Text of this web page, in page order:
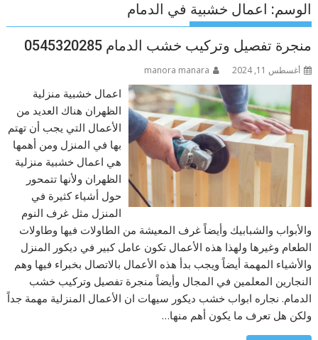
الوسم: اعمال خشبية في الدمام
منجرة تفصيل وتركيب خشب الدمام 0545320285
أغسطس 11, 2024 manora manara
اعمال خشبية منزلية
الظهران هناك العديد من
الأعمال التي يجب أن تهتم
بها في المنزل ومن أهمها
هي اعمال خشبية منزلية
الظهران ولأنها تتمحور
حول أشياء كثيرة في
المنزل مثل غرف النوم
والأبواب والشبابيك وأيضاً غرف المعيشة من الطاولات فيها وطاولات
الطعام وغيرها ولهذا هذه الأعمال تكون عامل كبير في ديكور المنزل
والأشياء المهمة أيضاً ويجب بدأ هذه الأعمال بالاتصال بخبراء فيها وهم
النجارين المعلمين في المجال وأيضاً منجرة تفصيل وتركيب خشب
الدمام. نجاره ابواب خشب ديكور سيهات ان الأعمال المنزلية مهمة جداً
ولكن هل تعرف ما يكون أهم منها…